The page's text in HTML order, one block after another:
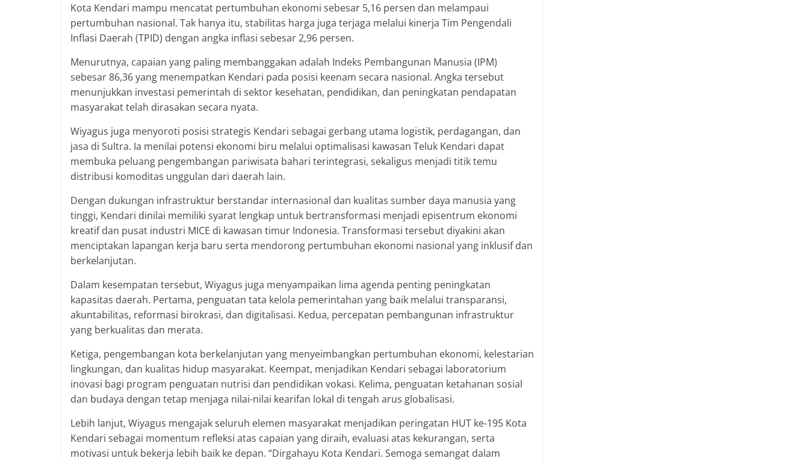
Kota Kendari mampu mencatat pertumbuhan ekonomi sebesar 5,16 persen dan melampaui
pertumbuhan nasional. Tak hanya itu, stabilitas harga juga terjaga melalui kinerja Tim Pengendali
Inflasi Daerah (TPID) dengan angka inflasi sebesar 2,96 persen.
Menurutnya, capaian yang paling membanggakan adalah Indeks Pembangunan Manusia (IPM)
sebesar 86,36 yang menempatkan Kendari pada posisi keenam secara nasional. Angka tersebut
menunjukkan investasi pemerintah di sektor kesehatan, pendidikan, dan peningkatan pendapatan
masyarakat telah dirasakan secara nyata.
Wiyagus juga menyoroti posisi strategis Kendari sebagai gerbang utama logistik, perdagangan, dan
jasa di Sultra. Ia menilai potensi ekonomi biru melalui optimalisasi kawasan Teluk Kendari dapat
membuka peluang pengembangan pariwisata bahari terintegrasi, sekaligus menjadi titik temu
distribusi komoditas unggulan dari daerah lain.
Dengan dukungan infrastruktur berstandar internasional dan kualitas sumber daya manusia yang
tinggi, Kendari dinilai memiliki syarat lengkap untuk bertransformasi menjadi episentrum ekonomi
kreatif dan pusat industri MICE di kawasan timur Indonesia. Transformasi tersebut diyakini akan
menciptakan lapangan kerja baru serta mendorong pertumbuhan ekonomi nasional yang inklusif dan
berkelanjutan.
Dalam kesempatan tersebut, Wiyagus juga menyampaikan lima agenda penting peningkatan
kapasitas daerah. Pertama, penguatan tata kelola pemerintahan yang baik melalui transparansi,
akuntabilitas, reformasi birokrasi, dan digitalisasi. Kedua, percepatan pembangunan infrastruktur
yang berkualitas dan merata.
Ketiga, pengembangan kota berkelanjutan yang menyeimbangkan pertumbuhan ekonomi, kelestarian
lingkungan, dan kualitas hidup masyarakat. Keempat, menjadikan Kendari sebagai laboratorium
inovasi bagi program penguatan nutrisi dan pendidikan vokasi. Kelima, penguatan ketahanan sosial
dan budaya dengan tetap menjaga nilai-nilai kearifan lokal di tengah arus globalisasi.
Lebih lanjut, Wiyagus mengajak seluruh elemen masyarakat menjadikan peringatan HUT ke-195 Kota
Kendari sebagai momentum refleksi atas capaian yang diraih, evaluasi atas kekurangan, serta
motivasi untuk bekerja lebih baik ke depan. “Dirgahayu Kota Kendari. Semoga semangat dalam